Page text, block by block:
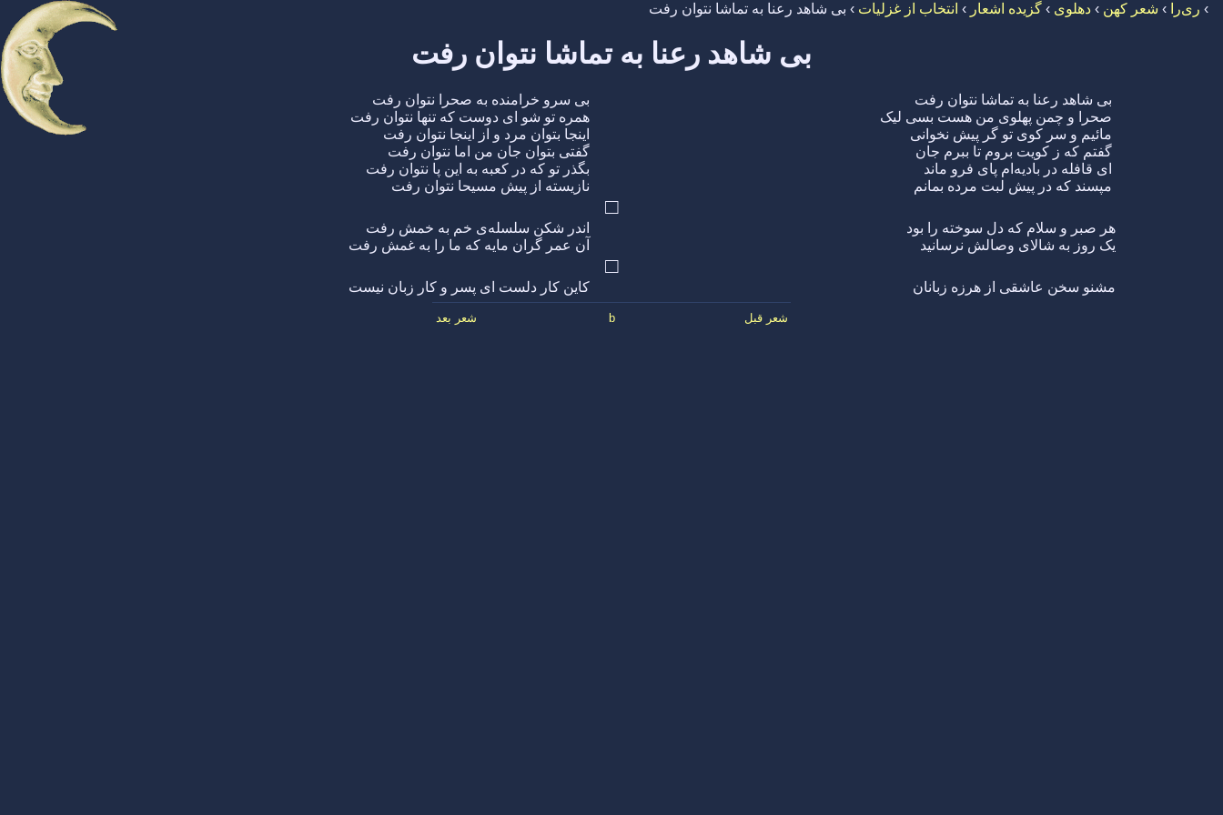
› ری‌را › شعر کهن › دهلوی › گزیده اشعار › انتخاب از غزلیات › بی شاهد رعنا به تماشا نتوان رفت
بی شاهد رعنا به تماشا نتوان رفت
بی شاهد رعنا به تماشا نتوان رفت
بی سرو خرامنده به صحرا نتوان رفت
صحرا و چمن پهلوی من هست بسی لیک
همره تو شو ای دوست که تنها نتوان رفت
مائیم و سر کوی تو گر پیش نخوانی
اینجا بتوان مرد و از اینجا نتوان رفت
گفتم که ز کویت بروم تا ببرم جان
گفتی بتوان جان من اما نتوان رفت
ای قافله در بادیه‌ام پای فرو ماند
بگذر تو که در کعبه به این پا نتوان رفت
مپسند که در پیش لبت مرده بمانم
نازیسته از پیش مسیحا نتوان رفت
□
هر صبر و سلام که دل سوخته را بود
اندر شکن سلسله‌ی خم به خمش رفت
یک روز به شالای وصالش نرسانید
آن عمر گران مایه که ما را به غمش رفت
□
مشنو سخن عاشقی از هرزه زبانان کاین کار دلست ای پسر و کار زبان نیست
شعر قبل b شعر بعد